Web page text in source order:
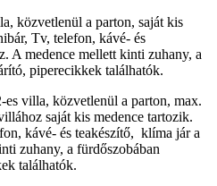
közvetlenül a parton, saját kis
Tv, telefon, kávé- és
A medence mellett kinti zuhany, a
piperecikkek találhatók.
villa, közvetlenül a parton, max.
saját kis medence tartozik.
kávé- és teakészítő, klíma jár a
zuhany, a fürdőszobában
találhatók.